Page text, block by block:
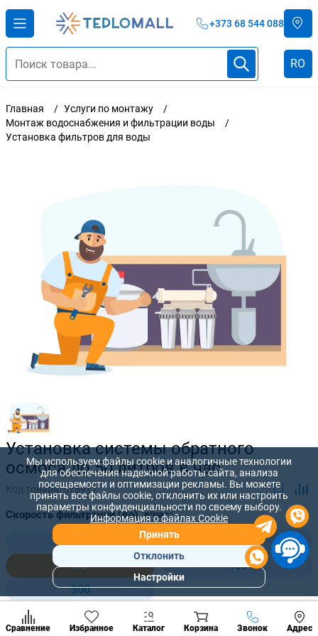
+373 68 544 088
RO
Главная
Услуги по монтажу
Монтаж водоснабжения и фильтрации воды
Установка фильтров для воды
Установка системы обратного
осмоса до 50 литров в час
Код товара:575911
Скорость фильтрации (до), л/час:
50
100
300
3 920 лей
Сравнение Избранное Каталог Корзина Звонок Адрес
Позвонить
разделы
Мы используем файлы cookie и аналогичные технологии
для обеспечения надежной работы сайта, анализа
посещаемости и оптимизации рекламы. Вы можете
принять все файлы cookie, отклонить их или настроить
параметры конфиденциальности по своему выбору.
Информация о файлах Cookie
Принять
Отклонить
Настройки